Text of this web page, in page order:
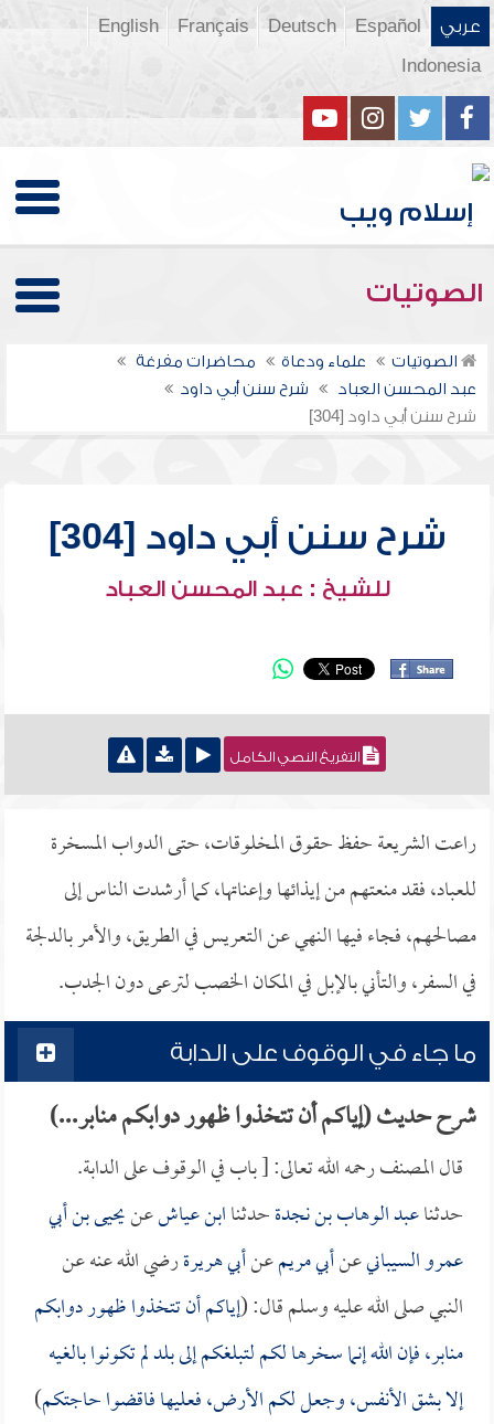
عربي Español
Deutsch
Français
English
Indonesia
الصوتيات
الصوتيات علماء ودعاة
محاضرات مفرغة
عبد المحسن العباد
شرح سنن أبي داود
شرح سنن أبي داود [304]
شرح سنن أبي داود [304]
للشيخ : عبد المحسن العباد
التفريغ النصي الكامل
راعت الشريعة حفظ حقوق المخلوقات، حتى الدواب المسخرة
للعباد، فقد منعتهم من إيذائها وإعناتها، كما أرشدت الناس إلى
مصالحهم، فجاء فيها النهي عن التعريس في الطريق، والأمر بالدلجة
في السفر، والتأني بالإبل في المكان الخصب لترعى دون الجدب.
ما جاء في الوقوف على الدابة
شرح حديث (إياكم أن تتخذوا ظهور دوابكم منابر...)
قال المصنف رحمه الله تعالى: [ باب في الوقوف على الدابة.
حدثناعبد الوهاب بن نجدةحدثناابن عياشعنيحيى بن أبي
عمرو السيبانيعنأبي مريمعنأبي هريرةرضي الله عنه عن
النبي صلى الله عليه وسلم قال: (إياكم أن تتخذوا ظهور دوابكم
منابر، فإن الله إنما سخرها لكم لتبلغكم إلى بلد لم تكونوا بالغيه
إلا بشق الأنفس، وجعل لكم الأرض، فعليها فاقضوا حاجتكم)